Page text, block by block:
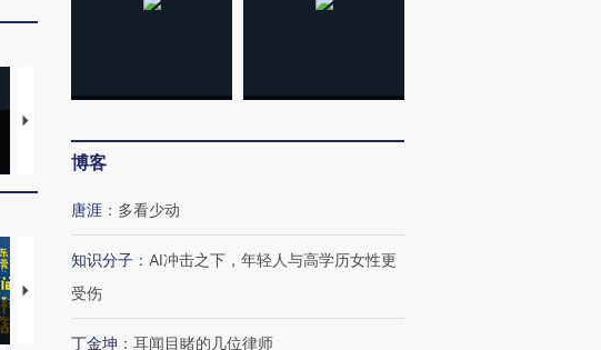
马航飞行员跨国走私7万
粒摇头丸 尿检体内含3种
度Z世代 用街头抗争将教
机”？难民潮撕裂西班牙
【推广】走进第四届链博
有意思的生活方式·第三对
博客
唐涯 ： 多看少动
知识分子 ： AI冲击之下，年轻人与高学历女性更
受伤
丁金坤 ： 耳闻目睹的几位律师